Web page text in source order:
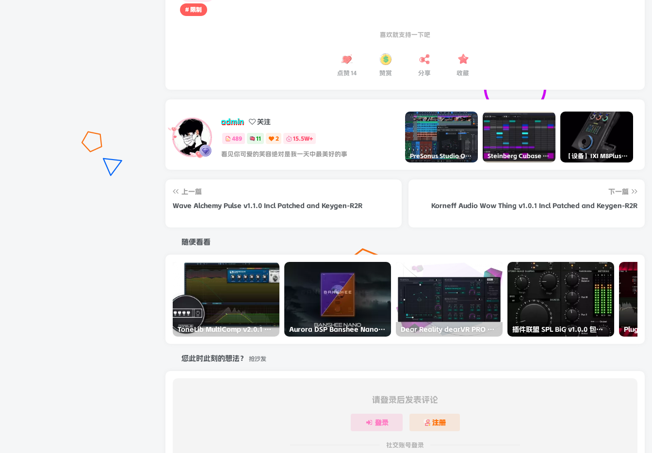
# 限制
喜欢就支持一下吧
点赞 14 赞赏 分享 收藏
admin 关注
489 11 2 15.5W+
看见你可爱的笑容绝对是我一天中最美好的事 PreSonus Studio One Pro 7 v7.0.0 Incl Keygen-R2R Steinberg Cubase Pro 14 v14.0.5-R2R 【设备】IXI M8Plus II声卡评测-和RME谁更强？
上一篇
Wave Alchemy Pulse v1.1.0 Incl Patched and Keygen-R2R
下一篇
Korneff Audio Wow Thing v1.0.1 Incl Patched and Keygen-R2R
随便看看
ToneLib MultiComp v2.0.1 REGGED READ NFO-BUBBiX Aurora DSP Banshee Nano v1.0.0 Incl Patched and Keygen-R2R Dear Reality dearVR PRO 2 v2.0.0-R2R 插件联盟 SPL BiG v1.0.0 包括补丁和 Keygen-R2R
您此时此刻的想法？ 抢沙发
请登录后发表评论
登录 注册
社交账号登录